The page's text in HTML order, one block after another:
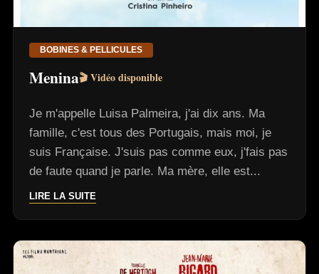
BOBINES & PELLICULES
Menina🎬 Vidéo disponible
Je m'appelle Luisa Palmeira, j'ai dix ans. Ma
famille, c'est tous des Portugais, mais moi, je
suis Française. J'suis pas comme eux, j'fais pas
de faute quand je parle. Ma mère, elle est...
LIRE LA SUITE